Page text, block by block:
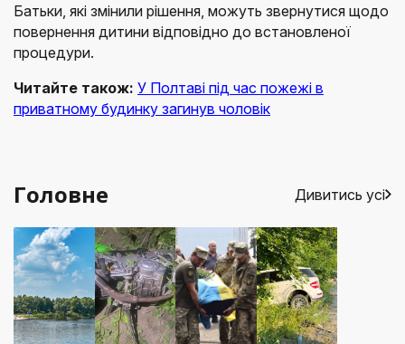
Батьки, які змінили рішення, можуть звернутися щодо
повернення дитини відповідно до встановленої
процедури.
Читайте також: У Полтаві під час пожежі в
приватному будинку загинув чоловік
Головне Дивитись усі